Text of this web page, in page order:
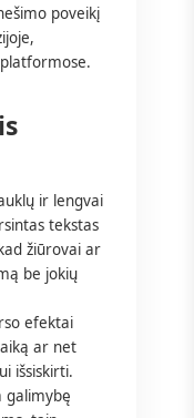
poveikį
ir lengvai
tekstas
žiūrovai ar
be jokių
efektai
ar net
išsiskirti.
galimybę